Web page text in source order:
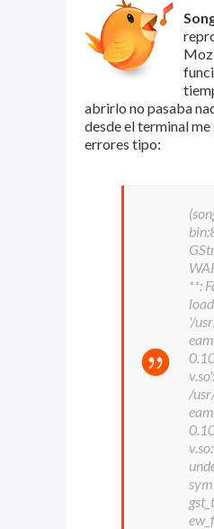
abrirlo no pasaba
desde el terminal me
errores tipo:
**:
'/
v.so':
/
v.so: